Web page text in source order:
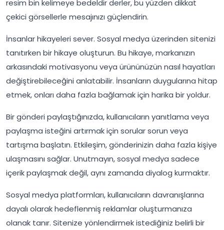
resim bin kelimeye bedeldir derler, bu yüzden dikkat
çekici görsellerle mesajınızı güçlendirin.
İnsanlar hikayeleri sever. Sosyal medya üzerinden sitenizi
tanıtırken bir hikaye oluşturun. Bu hikaye, markanızın
arkasındaki motivasyonu veya ürününüzün nasıl hayatları
değiştirebileceğini anlatabilir. İnsanların duygularına hitap
etmek, onları daha fazla bağlamak için harika bir yoldur.
Bir gönderi paylaştığınızda, kullanıcıların yanıtlama veya
paylaşma isteğini artırmak için sorular sorun veya
tartışma başlatın. Etkileşim, gönderinizin daha fazla kişiye
ulaşmasını sağlar. Unutmayın, sosyal medya sadece
içerik paylaşmak değil, aynı zamanda diyalog kurmaktır.
Sosyal medya platformları, kullanıcıların davranışlarına
dayalı olarak hedeflenmiş reklamlar oluşturmanıza
olanak tanır. Sitenize yönlendirmek istediğiniz belirli bir